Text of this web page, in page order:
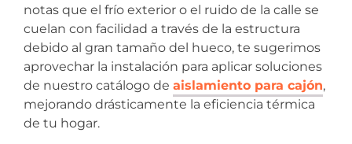
notas que el frío exterior o el ruido de la calle se
cuelan con facilidad a través de la estructura
debido al gran tamaño del hueco, te sugerimos
aprovechar la instalación para aplicar soluciones
de nuestro catálogo de aislamiento para cajón,
mejorando drásticamente la eficiencia térmica
de tu hogar.